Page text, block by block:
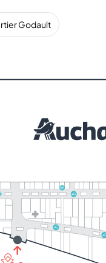
Godault